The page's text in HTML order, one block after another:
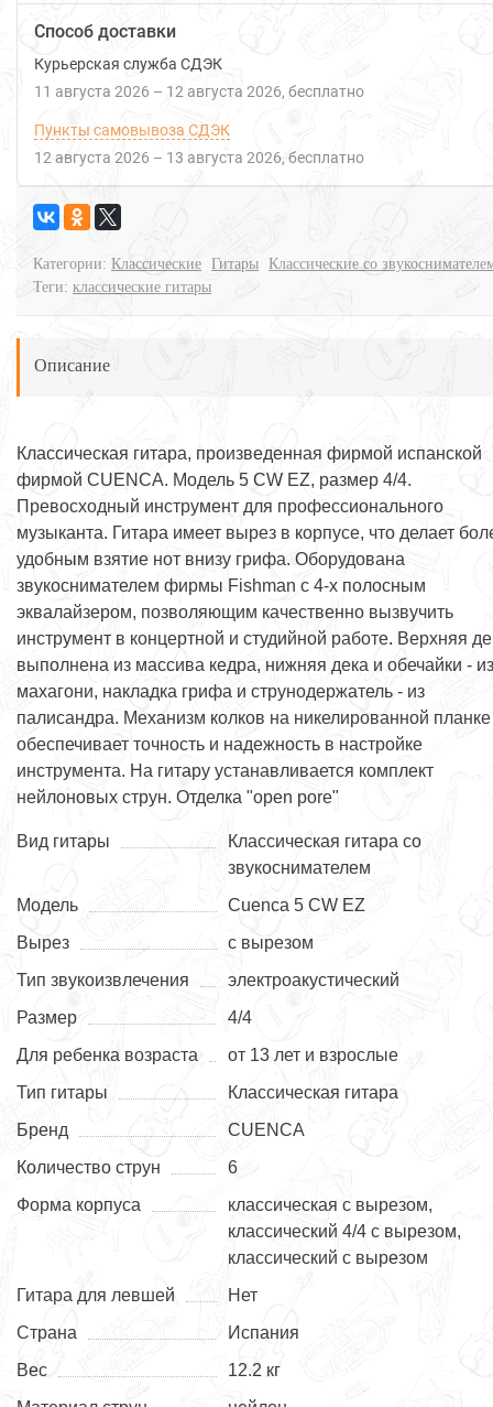
Способ доставки
Курьерская служба СДЭК
11 августа 2026 – 12 августа 2026 Бесплатно
Пункты самовывоза СДЭК
12 августа 2026 – 13 августа 2026 Бесплатно
Категории: Классические Гитары Классические со
Теги: классические гитары
Описание
Классическая гитара, произведенная фирмой испанской
фирмой CUENCA. Модель 5 CW EZ, размер 4/4.
Превосходный инструмент для профессионального
музыканта. Гитара имеет вырез в корпусе, что делает
удобным взятие нот внизу грифа. Оборудована
звукоснимателем фирмы Fishman c 4-х полосным
эквалайзером, позволяющим качественно вызвучить
инструмент в концертной и студийной работе. Верхняя
выполнена из массива кедра, нижняя дека и обечайки - из
махагони, накладка грифа и струнодержатель - из
палисандра. Механизм колков на никелированной планке
обеспечивает точность и надежность в настройке
инструмента. На гитару устанавливается комплект
нейлоновых струн. Отделка "open pore"
Вид гитары
Классическая гитара со
звукоснимателем
Модель
Cuenca 5 CW EZ
Вырез
с вырезом
Тип звукоизвлечения
электроакустический
Размер
4/4
Для ребенка возраста
от 13 лет и взрослые
Тип гитары
Классическая гитара
Бренд
CUENCA
Количество струн
6
Форма корпуса
классическая с вырезом,
классический 4/4 с вырезом,
классический с вырезом
Гитара для левшей
Нет
Страна
Испания
Вес
12.2 кг